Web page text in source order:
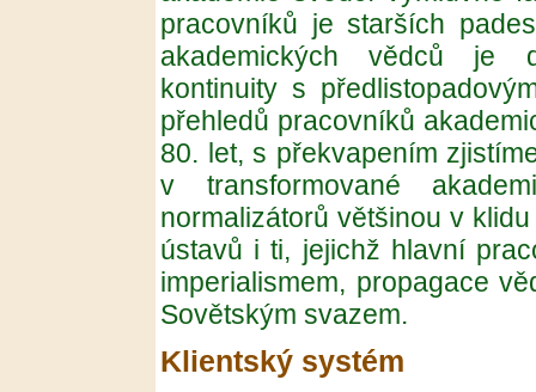
pracovníků je starších
akademických vědců je
kontinuity s
přehledů pracovníků
80. let, s překvapením
v transformované
normalizátorů většinou v
ústavů i ti, jejichž hlavní
imperialismem, propagace
Sovětským svazem.
Klientský systém